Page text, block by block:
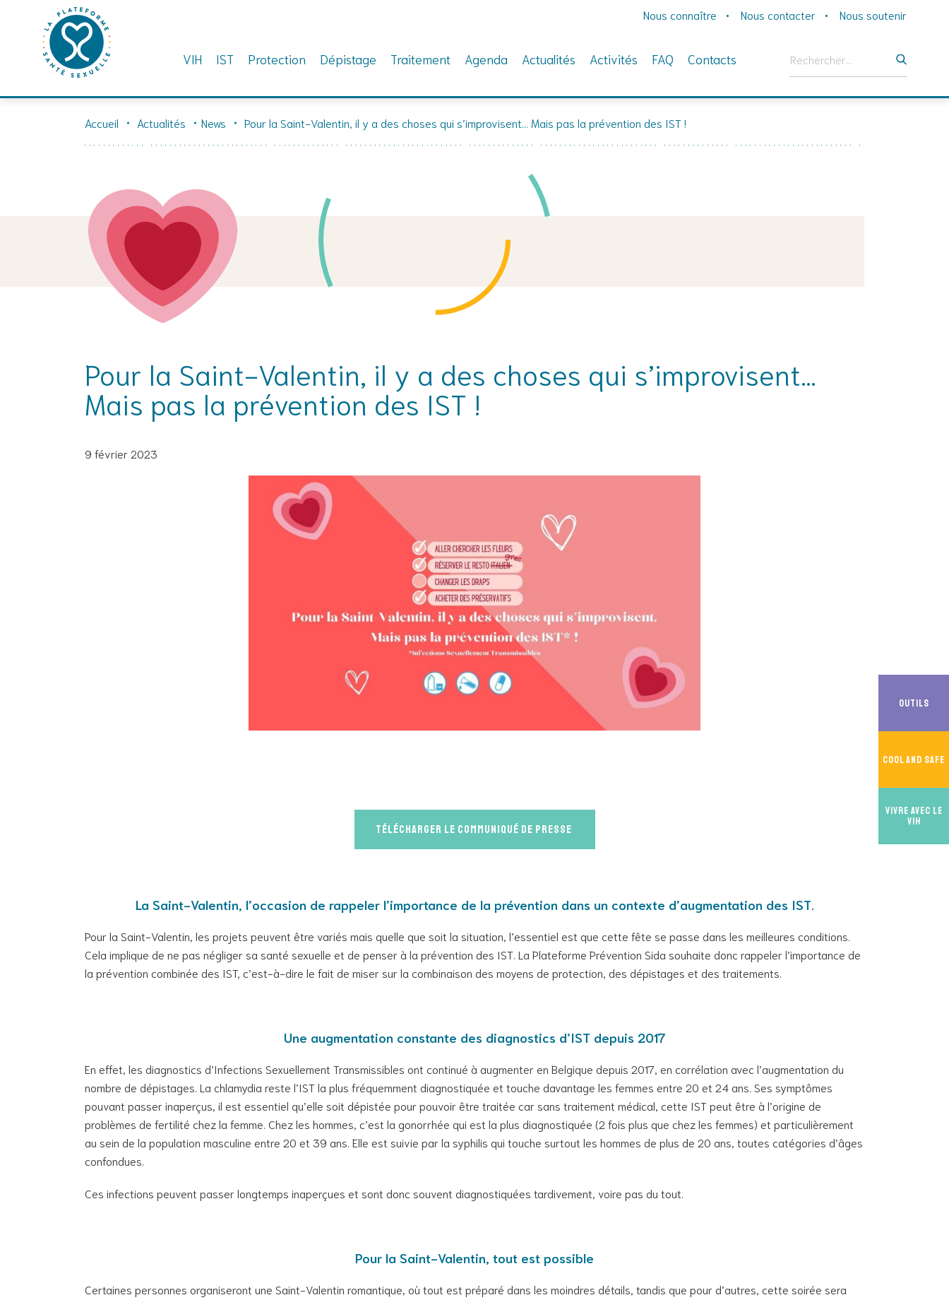
Skip
Nous connaître Nous contacter Nous soutenir
VIH IST Protection Dépistage Traitement Agenda Actualités Activités FAQ Contacts
Outils
Cool And Safe
Vivre avec le
VIH
Accueil Actualités News Pour la Saint-Valentin, il y a des choses qui s’improvisent… Mais pas la prévention des IST !
Pour la Saint-Valentin, il y a des choses qui s’improvisent…
Mais pas la prévention des IST !
9 février 2023
télécharger le communiqué de presse
La Saint-Valentin, l’occasion de rappeler l’importance de la prévention dans un contexte d’augmentation des IST.
Pour la Saint-Valentin, les projets peuvent être variés mais quelle que soit la situation, l’essentiel est que cette fête se passe dans les meilleures conditions.
Cela implique de ne pas négliger sa santé sexuelle et de penser à la prévention des IST. La Plateforme Prévention Sida souhaite donc rappeler l’importance de
la prévention combinée des IST, c’est-à-dire le fait de miser sur la combinaison des moyens de protection, des dépistages et des traitements.
Une augmentation constante des diagnostics d’IST depuis 2017
En effet, les diagnostics d’Infections Sexuellement Transmissibles ont continué à augmenter en Belgique depuis 2017, en corrélation avec l’augmentation du
nombre de dépistages. La chlamydia reste l’IST la plus fréquemment diagnostiquée et touche davantage les femmes entre 20 et 24 ans. Ses symptômes
pouvant passer inaperçus, il est essentiel qu’elle soit dépistée pour pouvoir être traitée car sans traitement médical, cette IST peut être à l’origine de
problèmes de fertilité chez la femme. Chez les hommes, c’est la gonorrhée qui est la plus diagnostiquée (2 fois plus que chez les femmes) et particulièrement
au sein de la population masculine entre 20 et 39 ans. Elle est suivie par la syphilis qui touche surtout les hommes de plus de 20 ans, toutes catégories d’âges
confondues.
Ces infections peuvent passer longtemps inaperçues et sont donc souvent diagnostiquées tardivement, voire pas du tout.
Pour la Saint-Valentin, tout est possible
Certaines personnes organiseront une Saint-Valentin romantique, où tout est préparé dans les moindres détails, tandis que pour d’autres, cette soirée sera